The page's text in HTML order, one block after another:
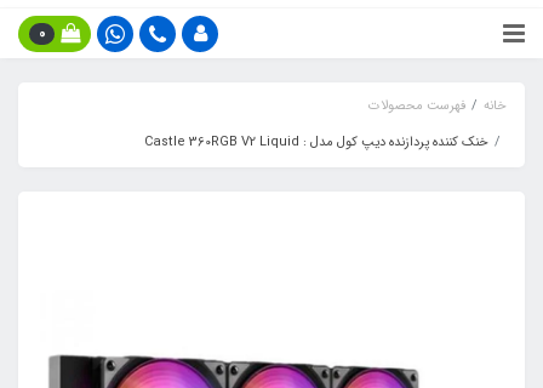
0
خانه
فهرست محصولات
خنک کننده پردازنده دیپ کول مدل : Castle 360RGB V2 Liquid